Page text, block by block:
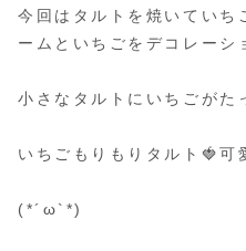
今回はタルトを焼いていち
ームといちごをデコレーシ
小さなタルトにいちごが
いちごもりもりタルト🍓可
(*´ω`*)